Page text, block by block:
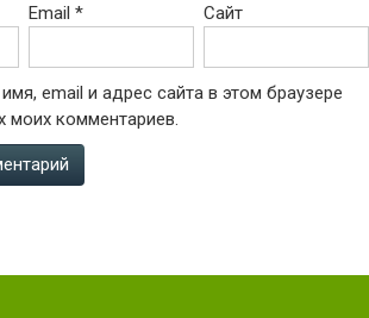
Email* Сайт
email и адрес сайта в этом браузере
комментариев.